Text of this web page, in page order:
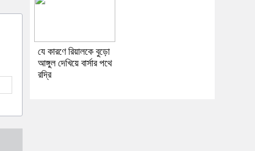
যে কারণে রিয়ালকে বুড়ো
আঙ্গুল দেখিয়ে বার্সার পথে
রদ্রি